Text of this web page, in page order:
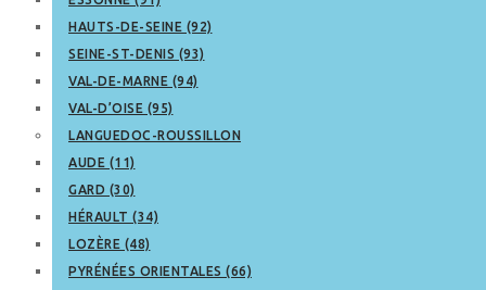
HAUTS-DE-SEINE (92)
SEINE-ST-DENIS (93)
VAL-DE-MARNE (94)
VAL-D’OISE (95)
LANGUEDOC-ROUSSILLON
AUDE (11)
GARD (30)
HÉRAULT (34)
LOZÈRE (48)
PYRÉNÉES ORIENTALES (66)